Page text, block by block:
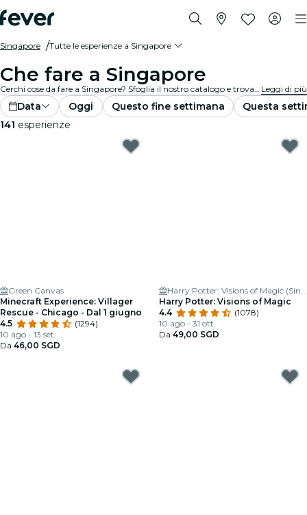
Singapore Tutte le esperienze a Singapore
Che fare a Singapore
Cerchi cose da fare a Singapore? Sfoglia il nostro catalogo e trova subito le migliori esperienze e attività nella tua città. Leggi di più
Data Oggi Questo fine settimana
Questa
141 esperienze
Green Canvas
Minecraft Experience: Villager
Rescue - Chicago - Dal 1 giugno
4.5
(1294)
10 ago - 13 set
Da 46,00 SGD
Harry Potter: Visions of Magic (Singapore)
Harry Potter: Visions of Magic
4.4
(1078)
10 ago - 31 ott
Da 49,00 SGD